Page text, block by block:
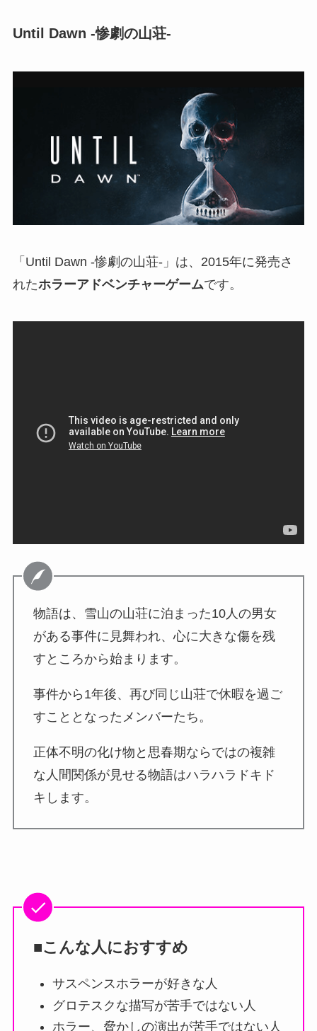
Until Dawn -惨劇の山荘-
「Until Dawn -惨劇の山荘-」は、2015年に発売さ
れたホラーアドベンチャーゲームです。
物語は、雪山の山荘に泊まった10人の男女
がある事件に見舞われ、心に大きな傷を残
すところから始まります。
事件から1年後、再び同じ山荘で休暇を過ご
すこととなったメンバーたち。
正体不明の化け物と思春期ならではの複雑
な人間関係が見せる物語はハラハラドキド
キします。
■こんな人におすすめ
サスペンスホラーが好きな人
グロテスクな描写が苦手ではない人
ホラー、脅かしの演出が苦手ではない人